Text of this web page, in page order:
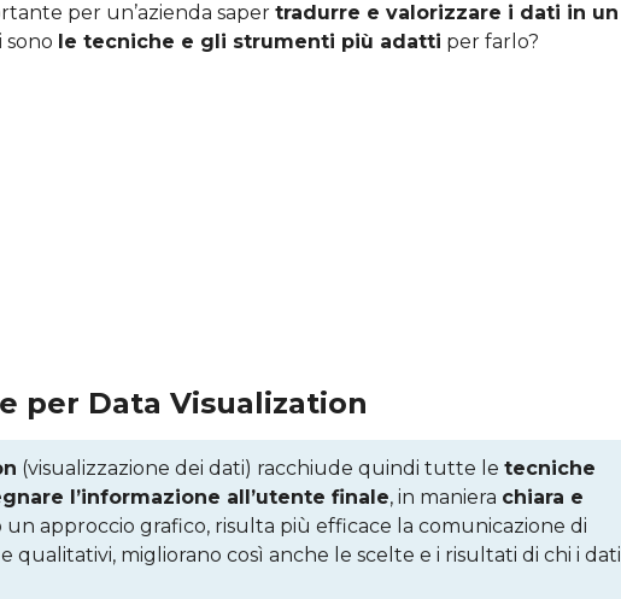
per un’azienda saper tradurre e valorizzare i dati in un
sono le tecniche e gli strumenti più adatti per farlo?
per Data Visualization
(visualizzazione dei dati) racchiude quindi tutte le tecniche
l’informazione all’utente finale, in maniera chiara e
approccio grafico, risulta più efficace la comunicazione di
qualitativi, migliorano così anche le scelte e i risultati di chi i dati